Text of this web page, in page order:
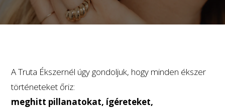
A Truta Ékszernél úgy gondoljuk, hogy minden ékszer
történeteket őriz:
meghitt pillanatokat, ígéreteket,